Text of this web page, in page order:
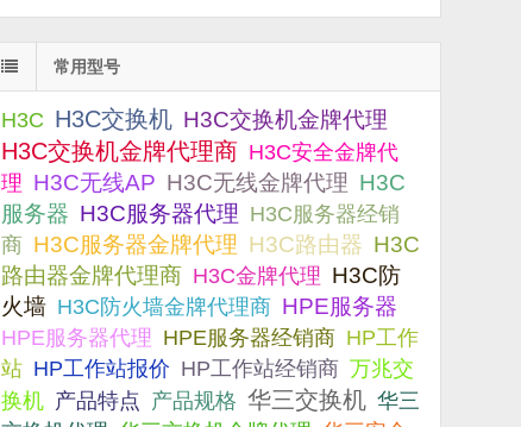
常用型号
H3C H3C交换机 H3C交换机金牌代理
H3C交换机金牌代理商 H3C安全金牌代
理 H3C无线AP H3C无线金牌代理 H3C
服务器 H3C服务器代理 H3C服务器经销
商 H3C服务器金牌代理 H3C路由器 H3C
路由器金牌代理商 H3C金牌代理 H3C防
火墙 H3C防火墙金牌代理商 HPE服务器
HPE服务器代理 HPE服务器经销商 HP工作
站 HP工作站报价 HP工作站经销商 万兆交
换机 产品特点 产品规格 华三交换机 华三